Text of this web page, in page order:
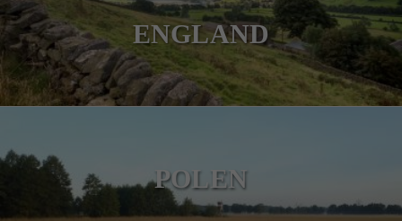
ENGLAND
POLEN